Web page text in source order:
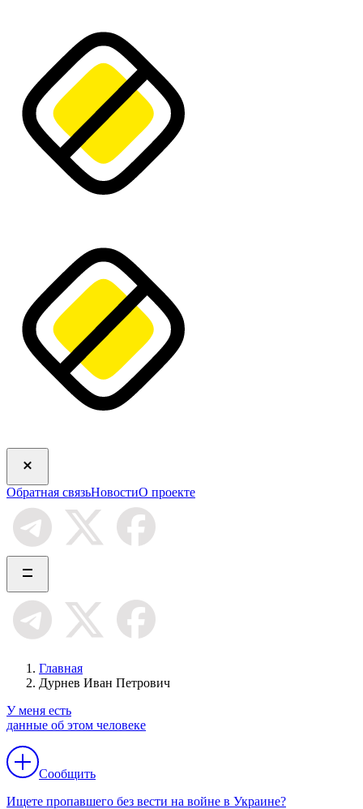
Обратная связьНовостиО проекте
Главная
Дурнев Иван Петрович
У меня есть
данные об этом человеке
Сообщить
Ищете пропавшего без вести на войне в Украине?